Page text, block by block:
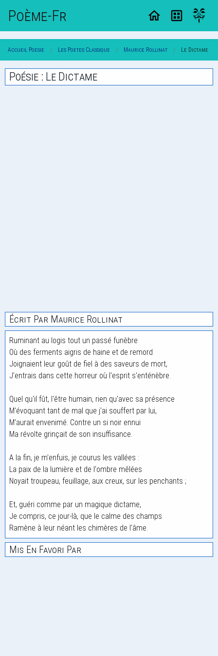
Poème-Fr
Accueil Poesie Les Poetes Classique Maurice Rollinat Le Dictame
Poésie : Le Dictame
Écrit Par Maurice Rollinat
Ruminant au logis tout un passé funèbre
Où des ferments aigris de haine et de remord
Joignaient leur goût de fiel à des saveurs de mort,
J'entrais dans cette horreur où l'esprit s'enténèbre.
Quel qu'il fût, l'être humain, rien qu'avec sa présence
M'évoquant tant de mal que j'ai souffert par lui,
M'aurait envenimé. Contre un si noir ennui
Ma révolte grinçait de son insuffisance.
A la fin, je m'enfuis, je courus les vallées :
La paix de la lumière et de l'ombre mêlées
Noyait troupeau, feuillage, aux creux, sur les penchants ;
Et, guéri comme par un magique dictame,
Je compris, ce jour-là, que le calme des champs
Ramène à leur néant les chimères de l'âme.
Mis En Favori Par